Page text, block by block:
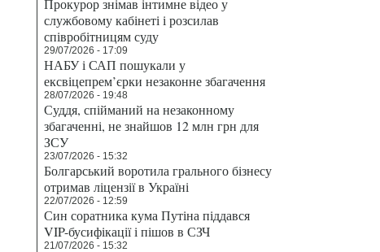
Прокурор знімав інтимне відео у
службовому кабінеті і розсилав
співробітницям суду
29/07/2026 - 17:09
НАБУ і САП пошукали у
ексвіцепрем’єрки незаконне збагачення
28/07/2026 - 19:48
Суддя, спійманий на незаконному
збагаченні, не знайшов 12 млн грн для
ЗСУ
23/07/2026 - 15:32
Болгарський воротила грального бізнесу
отримав ліцензії в Україні
22/07/2026 - 12:59
Син соратника кума Путіна піддався
VIP-бусифікації і пішов в СЗЧ
21/07/2026 - 15:32